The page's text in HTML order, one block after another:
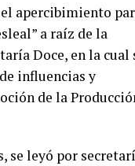
apercibimiento
a raíz de la
Doce, en la cual
influencias y
de la
se leyó por